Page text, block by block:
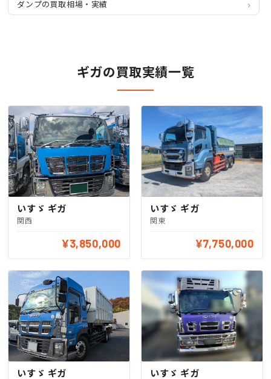
ダンプの買取相場・実績
ギガの買取実績一覧
いすゞ ギガ
関西
¥3,850,000
いすゞ ギガ
関東
¥7,750,000
いすゞ ギガ いすゞ ギガ